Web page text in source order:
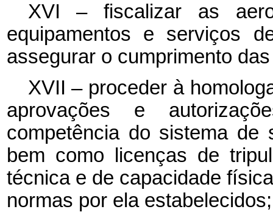
XVI – fiscalizar as
equipamentos e serviços
assegurar o cumprimento
XVII – proceder à
aprovações e
competência do sistema
bem como licenças de
técnica e de capacidade
normas por ela estabelecidos;